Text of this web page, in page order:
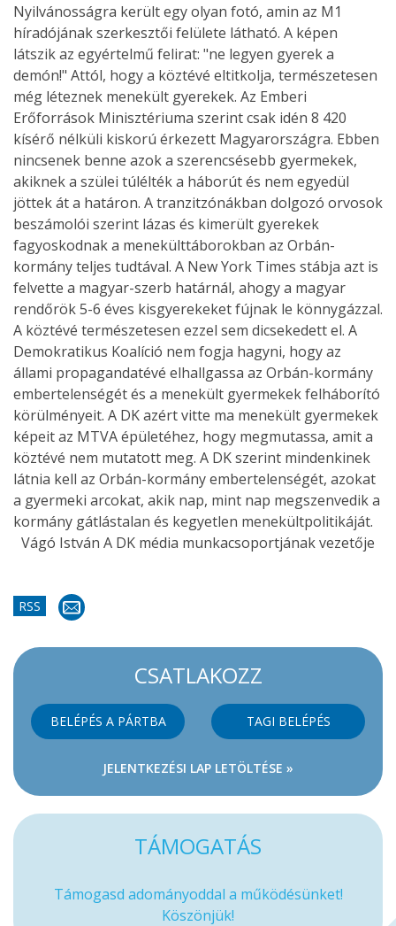
Nyilvánosságra került egy olyan fotó, amin az M1
híradójának szerkesztői felülete látható. A képen
látszik az egyértelmű felirat: "ne legyen gyerek a
demón!" Attól, hogy a köztévé eltitkolja, természetesen
még léteznek menekült gyerekek. Az Emberi
Erőforrások Minisztériuma szerint csak idén 8 420
kísérő nélküli kiskorú érkezett Magyarországra. Ebben
nincsenek benne azok a szerencsésebb gyermekek,
akiknek a szülei túlélték a háborút és nem egyedül
jöttek át a határon. A tranzitzónákban dolgozó orvosok
beszámolói szerint lázas és kimerült gyerekek
fagyoskodnak a menekülttáborokban az Orbán-
kormány teljes tudtával. A New York Times stábja azt is
felvette a magyar-szerb határnál, ahogy a magyar
rendőrök 5-6 éves kisgyerekeket fújnak le könnygázzal.
A köztévé természetesen ezzel sem dicsekedett el. A
Demokratikus Koalíció nem fogja hagyni, hogy az
állami propagandatévé elhallgassa az Orbán-kormány
embertelenségét és a menekült gyermekek felháborító
körülményeit. A DK azért vitte ma menekült gyermekek
képeit az MTVA épületéhez, hogy megmutassa, amit a
köztévé nem mutatott meg. A DK szerint mindenkinek
látnia kell az Orbán-kormány embertelenségét, azokat
a gyermeki arcokat, akik nap, mint nap megszenvedik a
kormány gátlástalan és kegyetlen menekültpolitikáját.
Vágó István A DK média munkacsoportjának vezetője
RSS
CSATLAKOZZ
BELÉPÉS A PÁRTBA TAGI BELÉPÉS
JELENTKEZÉSI LAP LETÖLTÉSE »
TÁMOGATÁS
Támogasd adományoddal a működésünket!
Köszönjük!